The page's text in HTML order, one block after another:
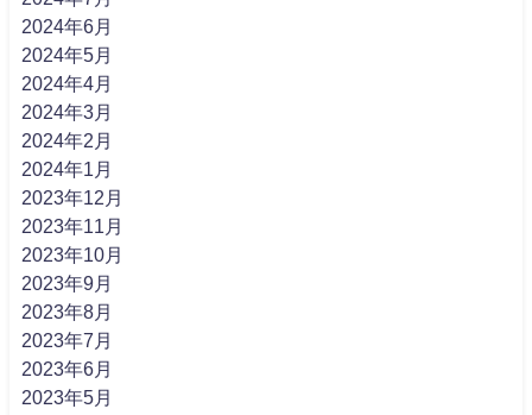
2024年6月
2024年5月
2024年4月
2024年3月
2024年2月
2024年1月
2023年12月
2023年11月
2023年10月
2023年9月
2023年8月
2023年7月
2023年6月
2023年5月